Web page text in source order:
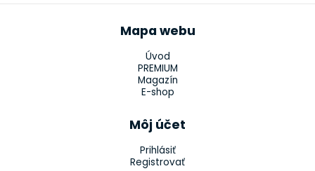
Mapa webu
Úvod
PREMIUM
Magazín
E-shop
Môj účet
Prihlásiť
Registrovať